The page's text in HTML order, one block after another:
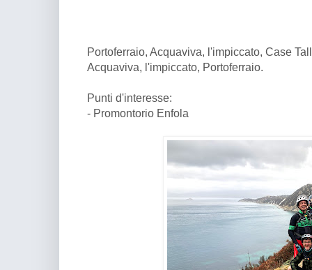
Portoferraio, Acquaviva, l'impiccato, Case
Acquaviva, l'impiccato, Portoferraio.
Punti d'interesse:
- Promontorio Enfola